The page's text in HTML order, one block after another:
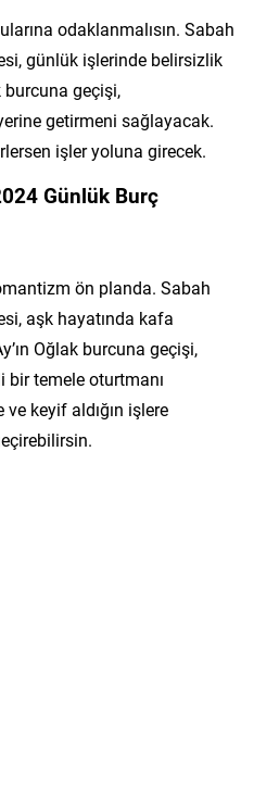
odaklanmalısın. Sabah
günlük işlerinde belirsizlik
burcuna geçişi,
getirmeni sağlayacak.
işler yoluna girecek.
Günlük Burç
ön planda. Sabah
aşk hayatında kafa
Oğlak burcuna geçişi,
bir temele oturtmanı
keyif aldığın işlere